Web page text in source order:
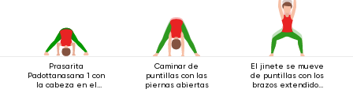
Prasarita
Padottanasana 1 con
la cabeza en el
Caminar de
puntillas con las
piernas abiertas
El jinete se mueve
de puntillas con los
brazos extendidos